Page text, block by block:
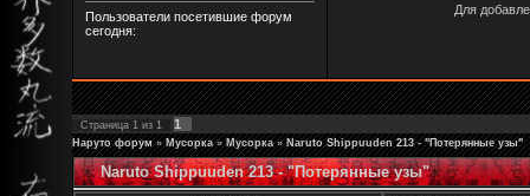
Пользователи посетившие форум
сегодня:
Для
Страница 1 из 1 1
Наруто форум » Мусорка » Мусорка » Naruto Shippuuden 213 - "Потерянные узы"
Naruto Shippuuden 213 - "Потерянные узы"